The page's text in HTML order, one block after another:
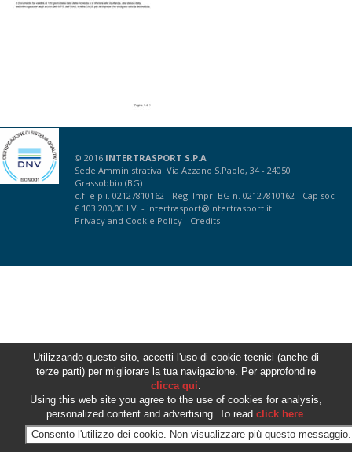
© 2016 INTERTRASPORT S.P.A
Sede Amministrativa: Via Azzano S.Paolo, 34 - 24050
Grassobbio (BG)
c.f. e p.i. 02127810162 - Reg. Impr. BG n. 02127810162 - Cap soc
€ 103.200,00 I.V. - intertrasport@intertrasport.it
Privacyand Cookie Policy- Credits
Utilizzando questo sito, accetti l'uso di cookie tecnici (anche di
terze parti) per migliorare la tua navigazione. Per approfondire
clicca qui.
Using this web site you agree to the use of cookies for analysis,
personalized content and advertising. To read click here.